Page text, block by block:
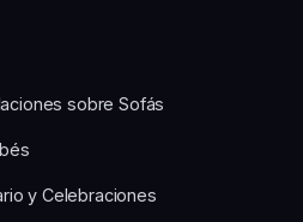
sobre Sofás
y Celebraciones